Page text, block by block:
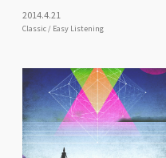
2014.4.21
Classic / Easy Listening